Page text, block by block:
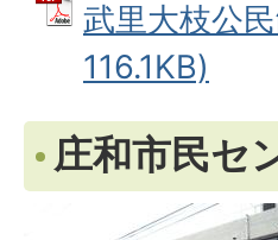
武里大枝公
116.1KB)
庄和市民セ